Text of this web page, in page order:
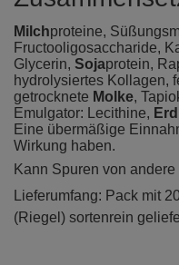
Milchproteine,
Fructooligosaccharide,
Glycerin, Sojaprotein,
hydrolysiertes Kollagen,
getrocknete Molke,
Emulgator: Lecithine,
Eine übermäßige
Wirkung haben.
Kann Spuren von
Lieferumfang: Pack mit
(Riegel) sortenrein